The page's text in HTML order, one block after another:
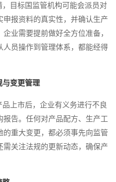
目标国监管机构可能会派员对
报资料的真实性，并确认生产
业需要提前做好全方位准备，
员操作到管理体系，都能经得
与变更管理
上市后，企业有义务进行不良
报告。任何对产品配方、生产工
重大变更，都必须事先向监管
关注法规的更新动态，确保产